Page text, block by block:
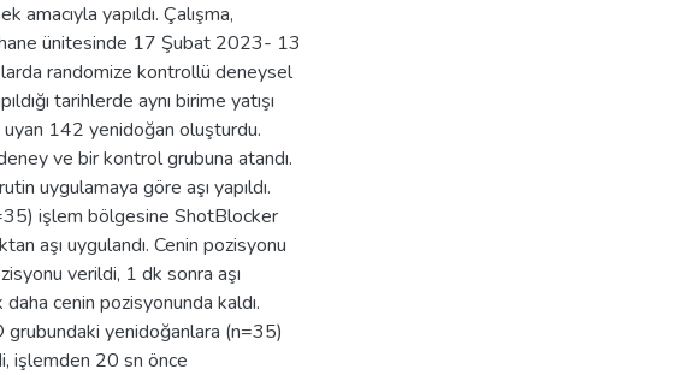
yapıldı. Çalışma,
ünitesinde 17 Şubat 2023- 13
randomize kontrollü deneysel
tarihlerde aynı birime yatışı
uyan 142 yenidoğan oluşturdu.
ve bir kontrol grubuna atandı.
uygulamaya göre aşı yapıldı.
işlem bölgesine ShotBlocker
aşı uygulandı. Cenin pozisyonu
verildi, 1 dk sonra aşı
cenin pozisyonunda kaldı.
yenidoğanlara (n=35)
işlemden 20 sn önce